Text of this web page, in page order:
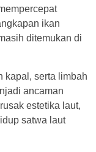
ikan
ditemukan di
kapal, serta limbah
ancaman
estetika laut,
satwa laut